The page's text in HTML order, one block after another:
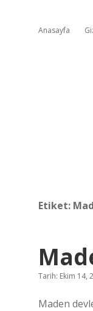
Anasayfa
Etiket:
Tarih: Ekim 14,
Maden